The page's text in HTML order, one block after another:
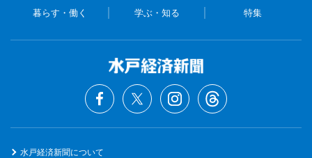
暮らす・働く 学ぶ・知る 特集
水戸経済新聞について